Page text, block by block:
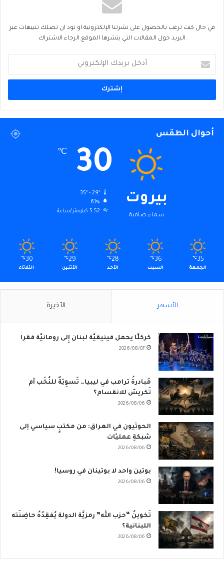
في حال كنت ترغب بالحصول على نشرتنا الإلكترونية او تود ان تصلك تنبيهات عبر
البريد حول المقالات التي ينشرها الموقع الرجاء الاشتراك
بريدك
الإلكتروني
أحوال الطقس
بيروت
سماء صافية
30
℃
35º - 29º
61%
5.52 كيلومتر/ساعة
35
℃
الجمعة
36
℃
السبت
28
℃
الأحد
29
℃
الأثنين
30
℃
الثلاثاء
الأشهر الأخيرة
كركلَّا يحمل فينيقيَّة لبنان إِلى رومانيَّة فقرا
2026/08/07
مُبادرةُ ترامب في ليبيا… تَسوِيَةٌ للنُخَب أم
تَكريسٌ للانقسام؟
2026/08/06
الحوثيون في العراق: من مكتبٍ سياسي إلى
شبكةِ عمليّات
2026/08/06
بوتين واحد لا بوتينان في روسيا!
2026/08/06
تَخوينُ “حزب الله” رمزيَّة الدولة يُفقِدُهُ حاضِنَته
اللبنانية؟
2026/08/06